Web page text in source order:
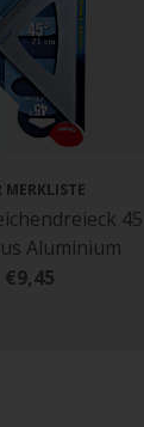
MERKLISTE
45
Aluminium
€9,45